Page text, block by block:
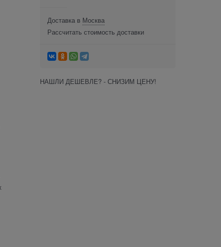
Доставка в Москва
Рассчитать стоимость доставки
НАШЛИ ДЕШЕВЛЕ? - СНИЗИМ ЦЕНУ!